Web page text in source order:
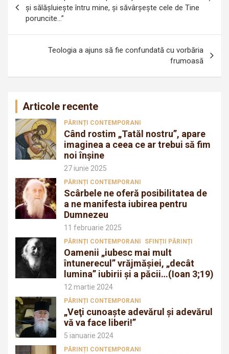
în
articole
şi sălăşluieşte întru mine, şi săvârşeşte cele de Tine
poruncite…”
Teologia a ajuns să fie confundată cu vorbăria
frumoasă
Articole recente
PĂRINȚI CONTEMPORANI
Când rostim „Tatăl nostru”, apare
imaginea a ceea ce ar trebui să fim
noi înșine
27 iunie 2025
PĂRINȚI CONTEMPORANI
Scârbele ne oferă posibilitatea de
a ne manifesta iubirea pentru
Dumnezeu
11 februarie 2025
PĂRINȚI CONTEMPORANI SFINȚII PĂRINȚI
Oamenii „iubesc mai mult
întunerecul” vrăjmăşiei, „decât
lumina” iubirii şi a păcii…(Ioan 3;19)
12 martie 2024
PĂRINȚI CONTEMPORANI
„Veţi cunoaşte adevărul şi adevărul
vă va face liberi!”
5 ianuarie 2024
PĂRINȚI CONTEMPORANI